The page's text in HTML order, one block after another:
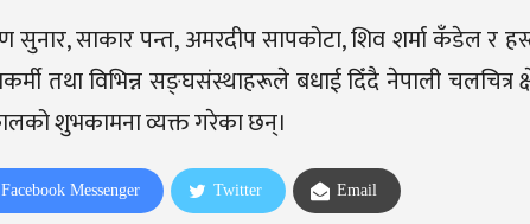
साकार पन्त, अमरदीप सापकोटा, शिव शर्मा कँडेल र
तथा विभिन्न सङ्घसंस्थाहरूले बधाई दिँदै नेपाली चलचित्र
शुभकामना व्यक्त गरेका छन्।
Facebook Messenger Twitter Email